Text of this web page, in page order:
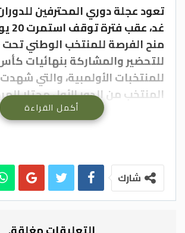
تعود عجلة دوري المحترفين
غد،
للتحضير والمشاركة بنهائيات
للمنتخبات الأولمبية، والتي
المنتخب من الدور الأول محتلا
والأخير في مجموعته برصيد نقطة
وأصدرت دائرة المسابقات في
العشرين، من منافسات الدوري،
إعلان موعد الجولتين الأخيرتين
والعشرين والثانية والعشرين ” من
ستنافس على لقب البطولة أو
أكمل القراءة
شارك